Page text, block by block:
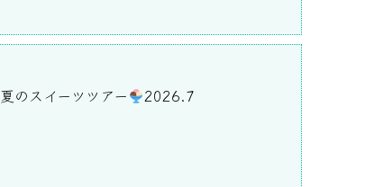
夏のスイーツツアー
2026.7